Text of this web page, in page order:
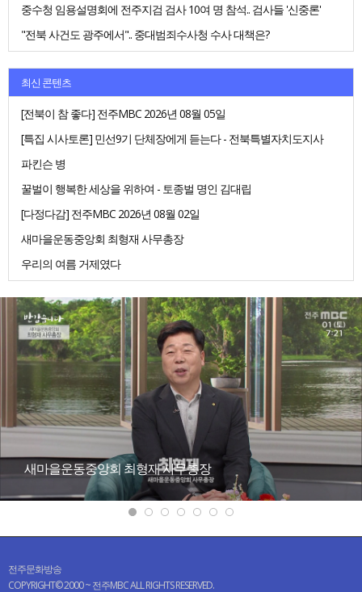
중수청 임용설명회에 전주지검 검사 10여 명 참석.. 검사들 '신중론'
"전북 사건도 광주에서".. 중대범죄수사청 수사 대책은?
최신 콘텐츠
[전북이 참 좋다] 전주MBC 2026년 08월 05일
[특집 시사토론] 민선9기 단체장에게 듣는다 - 전북특별자치도지사
파킨슨 병
꿀벌이 행복한 세상을 위하여 - 토종벌 명인 김대립
[다정다감] 전주MBC 2026년 08월 02일
새마을운동중앙회 최형재 사무총장
우리의 여름 거제였다
새마을운동중앙회 최형재 사무총장
전주문화방송
COPYRIGHT© 2000 ~ 전주MBC ALL RIGHTS RESERVED.